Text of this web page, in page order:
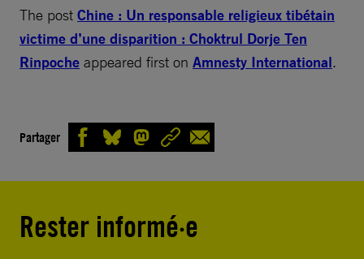
The post Chine : Un responsable religieux tibétain
victime d’une disparition : Choktrul Dorje Ten
Rinpoche appeared first on Amnesty International.
Partager
Rester informé·e